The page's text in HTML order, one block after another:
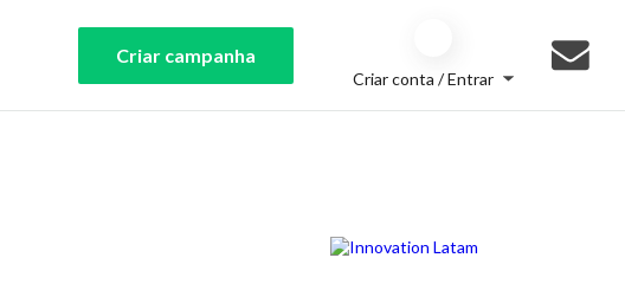
Criar campanha
Criar conta / Entrar